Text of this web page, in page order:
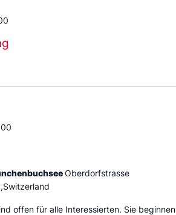
Oberdorfstrasse
offen für alle Interessierten. Sie beginnen